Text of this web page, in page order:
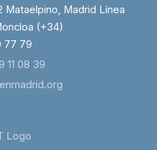
Mataelpino, Madrid Línea
(+34)
77 79
11 08 39